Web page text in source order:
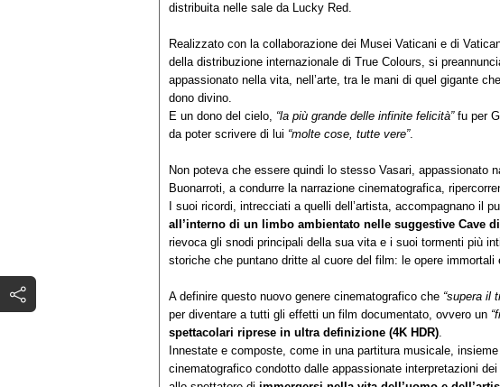
distribuita nelle sale da Lucky Red.
Realizzato con la collaborazione dei Musei Vaticani e di
della distribuzione internazionale di True Colours, si
appassionato nella vita, nell’arte, tra le mani di quel gigante
dono divino.
E un dono del cielo, “la più grande delle infinite felicità”fu per
da poter scrivere di lui “molte cose, tutte vere”.
Non poteva che essere quindi lo stesso Vasari, appassionato
Buonarroti, a condurre la narrazione cinematografica,
I suoi ricordi, intrecciati a quelli dell’artista, accompagnano il
all’interno di un limbo ambientato nelle suggestive Cave
rievoca gli snodi principali della sua vita e i suoi tormenti più
storiche che puntano dritte al cuore del film: le opere immortali
A definire questo nuovo genere cinematografico che “supera il
per diventare a tutti gli effetti un film documentato, ovvero un
spettacolari riprese in ultra definizione (4K HDR).
Innestate e composte, come in una partitura musicale,
cinematografico condotto dalle appassionate interpretazioni